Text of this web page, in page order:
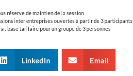
réserve de maintien de la session
inter entreprises ouvertes à partir de 3 participants
: base tarifaire pour un groupe de 3 personnes
LinkedIn Email